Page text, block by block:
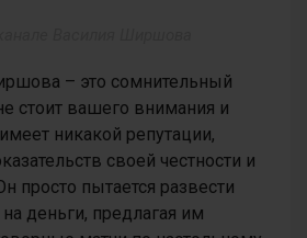
– это сомнительный
стоит вашего внимания и
никакой репутации,
своей честности и
просто пытается развести
деньги, предлагая им